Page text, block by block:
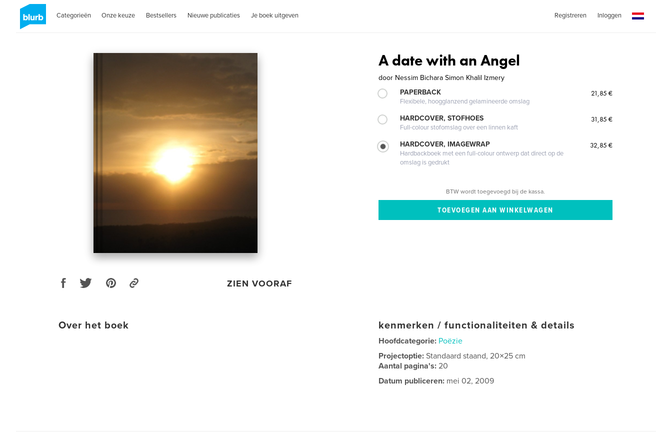
Categorieën Onze keuze Bestsellers Nieuwe publicaties Je boek uitgeven Registreren Inloggen
ZIEN VOORAF
A date with an Angel
door Nessim Bichara Simon Khalil Izmery
PAPERBACK
Flexibele, hoogglanzend gelamineerde omslag
21,85 €
HARDCOVER, STOFHOES
Full-colour stofomslag over een linnen kaft
31,85 €
HARDCOVER, IMAGEWRAP
Hardbackboek met een full-colour ontwerp dat direct op de
omslag is gedrukt
32,85 €
BTW wordt toegevoegd bij de kassa.
Over het boek kenmerken / functionaliteiten & details
Hoofdcategorie: Poëzie
Projectoptie:Standaard staand, 20×25 cm
Aantal pagina's:20
Datum publiceren: mei 02, 2009